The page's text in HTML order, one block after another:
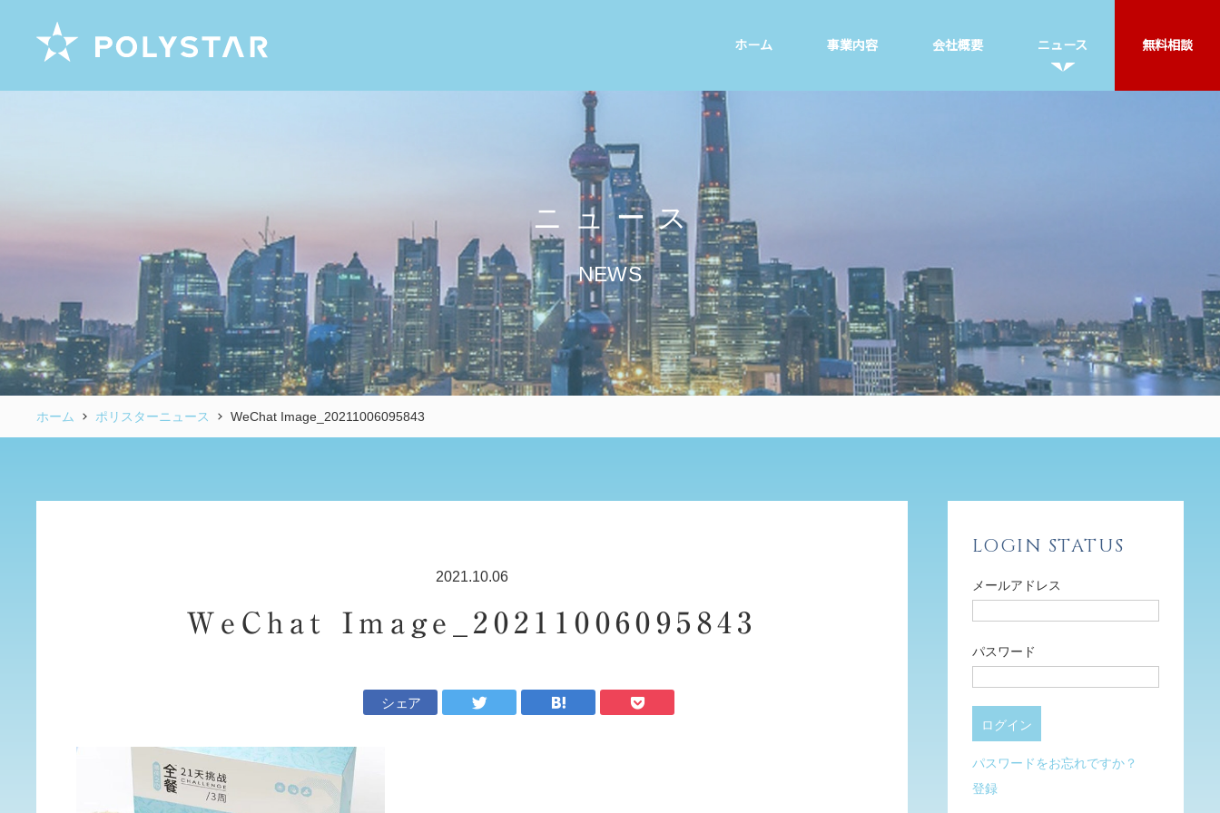
ホーム 事業内容 会社概要 ニュース 無料相談
ニュース
NEWS
ホーム ポリスターニュース WeChat Image_20211006095843
2021.10.06
WeChat Image_20211006095843
シェア
LOGIN STATUS
メールアドレス
パスワード
パスワードをお忘れですか？
登録